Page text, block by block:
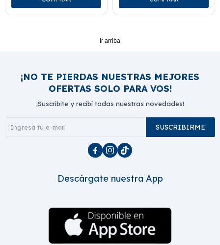
Ir arriba
¡NO TE PIERDAS NUESTRAS MEJORES
OFERTAS SOLO PARA VOS!
¡Suscribite y recibí todas nuestras novedades!
SUSCRIBIRME
  
Descárgate nuestra App